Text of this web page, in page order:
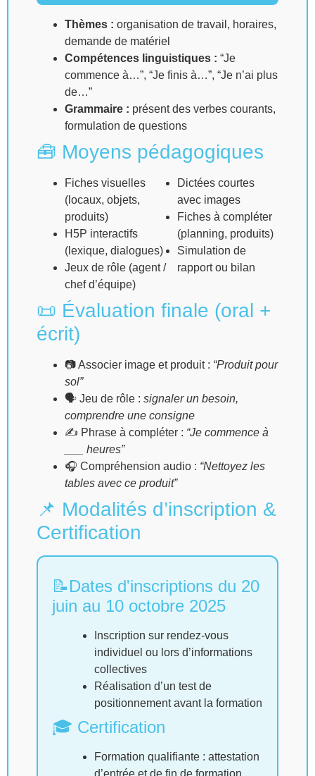
Thèmes : organisation de travail, horaires,
demande de matériel
Compétences linguistiques : “Je
commence à…”, “Je finis à…”, “Je n’ai plus
de…”
Grammaire : présent des verbes courants,
formulation de questions
🧰 Moyens pédagogiques
Fiches visuelles
(locaux, objets,
produits)
H5P interactifs
(lexique, dialogues)
Jeux de rôle (agent /
chef d’équipe)
Dictées courtes
avec images
Fiches à compléter
(planning, produits)
Simulation de
rapport ou bilan
📜 Évaluation finale (oral +
écrit)
📷 Associer image et produit : “Produit pour
sol”
🗣 Jeu de rôle : signaler un besoin,
comprendre une consigne
✍️ Phrase à compléter : “Je commence à
___ heures”
🎧 Compréhension audio : “Nettoyez les
tables avec ce produit”
📌 Modalités d’inscription &
Certification
📝Dates d'inscriptions du 20
juin au 10 octobre 2025
Inscription sur rendez-vous
individuel ou lors d’informations
collectives
Réalisation d’un test de
positionnement avant la formation
🎓 Certification
Formation qualifiante : attestation
d’entrée et de fin de formation